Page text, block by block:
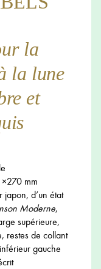
la
la lune
et
mm
japon, d’un état
Moderne,
supérieure,
restes de collant
gauche